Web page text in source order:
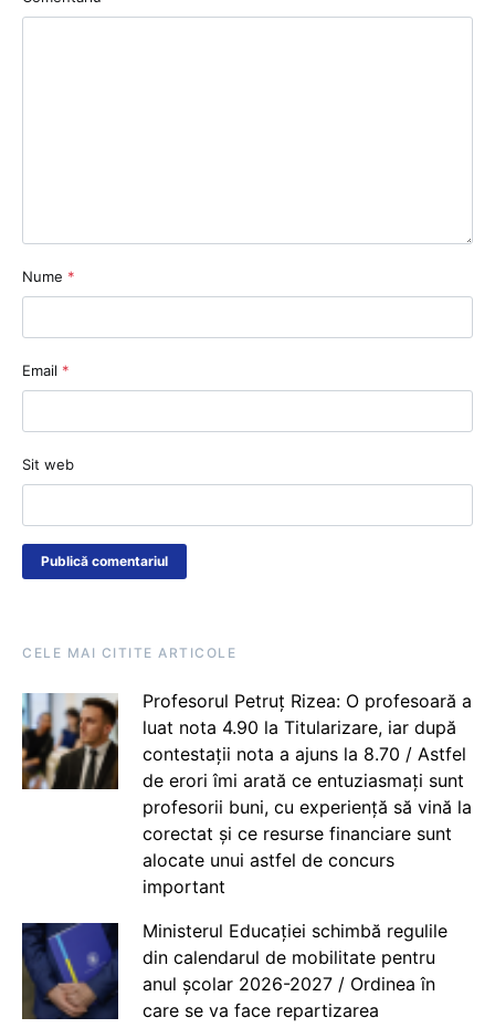
Nume *
Email *
Sit web
CELE MAI CITITE ARTICOLE
Profesorul Petruț Rizea: O profesoară a
luat nota 4.90 la Titularizare, iar după
contestații nota a ajuns la 8.70 / Astfel
de erori îmi arată ce entuziasmați sunt
profesorii buni, cu experiență să vină la
corectat și ce resurse financiare sunt
alocate unui astfel de concurs
important
Ministerul Educației schimbă regulile
din calendarul de mobilitate pentru
anul școlar 2026-2027 / Ordinea în
care se va face repartizarea